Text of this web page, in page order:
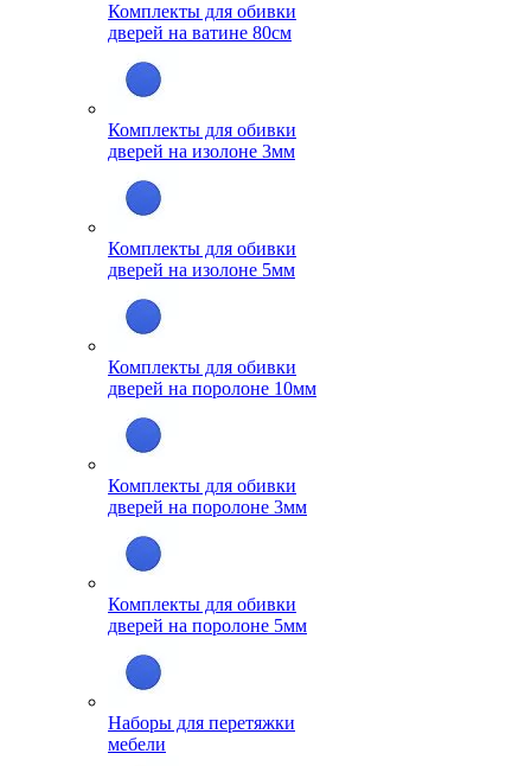
Комплекты для обивки
дверей на ватине 80см
Комплекты для обивки
дверей на изолоне 3мм
Комплекты для обивки
дверей на изолоне 5мм
Комплекты для обивки
дверей на поролоне 10мм
Комплекты для обивки
дверей на поролоне 3мм
Комплекты для обивки
дверей на поролоне 5мм
Наборы для перетяжки
мебели